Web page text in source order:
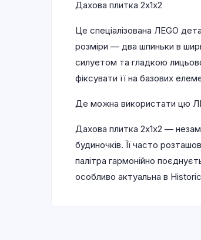
Дахова плитка 2х1х2
Це спеціалізована ЛEGO
розміри — два шпиньки в
силуетом та гладкою
фіксувати її на базових
Де можна використати цю
Дахова плитка 2х1х2 —
будиночків. Її часто
палітра гармонійно
особливо актуальна в